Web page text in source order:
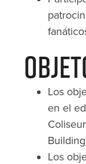
Los
en el
Los